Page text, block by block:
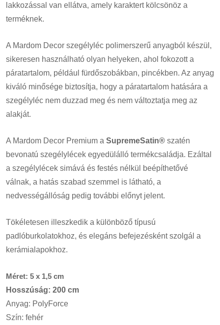
lakkozással van ellátva, amely karaktert kölcsönöz a
terméknek.
A Mardom Decor szegélyléc polimerszerű anyagból készül,
sikeresen használható olyan helyeken, ahol fokozott a
páratartalom, például fürdőszobákban, pincékben. Az anyag
kiváló minősége biztosítja, hogy a páratartalom hatására a
szegélyléc nem duzzad meg és nem változtatja meg az
alakját.
A Mardom Decor Premium a SupremeSatin® szatén
bevonatú szegélylécek egyedülálló termékcsaládja. Ezáltal
a szegélylécek simává és festés nélkül beépíthetővé
válnak, a hatás szabad szemmel is látható, a
nedvességállóság pedig további előnyt jelent.
Tökéletesen illeszkedik a különböző típusú
padlóburkolatokhoz, és elegáns befejezésként szolgál a
kerámialapokhoz.
Méret: 5 x 1,5 cm
Hosszúság: 200 cm
Anyag: PolyForce
Szín: fehér